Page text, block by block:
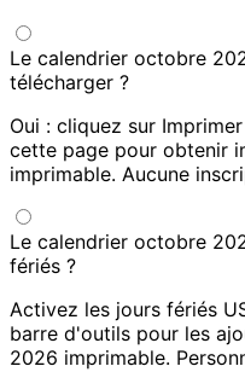
Le calendrier octobre
télécharger ?
Oui : cliquez sur
cette page pour obtenir
imprimable. Aucune
Le calendrier octobre
fériés ?
Activez les jours fériés
barre d'outils pour les
2026 imprimable.